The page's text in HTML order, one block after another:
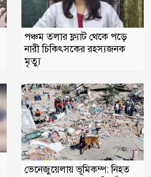
পঞ্চম তলার ফ্ল্যাট থেকে পড়ে
নারী চিকিৎসকের রহস্যজনক
মৃত্যু
ভেনেজুয়েলায় ভূমিকম্প: নিহত